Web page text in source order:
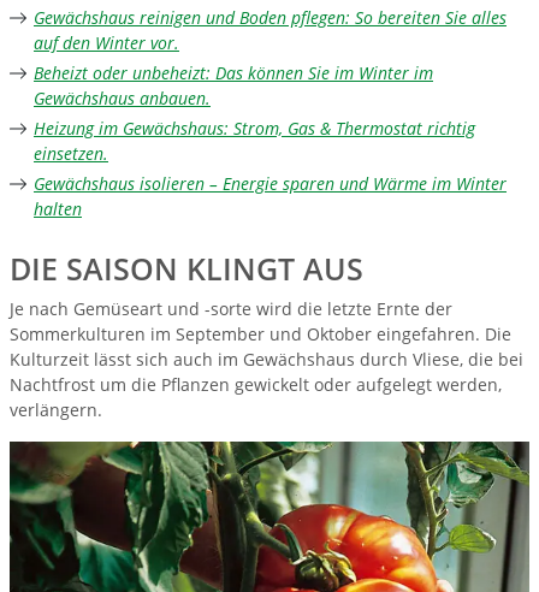
Gewächshaus reinigen und Boden pflegen: So bereiten Sie alles
auf den Winter vor.
Beheizt oder unbeheizt: Das können Sie im Winter im
Gewächshaus anbauen.
Heizung im Gewächshaus: Strom, Gas & Thermostat richtig
einsetzen.
Gewächshaus isolieren – Energie sparen und Wärme im Winter
halten
DIE SAISON KLINGT AUS
Je nach Gemüseart und -sorte wird die letzte Ernte der
Sommerkulturen im September und Oktober eingefahren. Die
Kulturzeit lässt sich auch im Gewächshaus durch Vliese, die bei
Nachtfrost um die Pflanzen gewickelt oder aufgelegt werden,
verlängern.